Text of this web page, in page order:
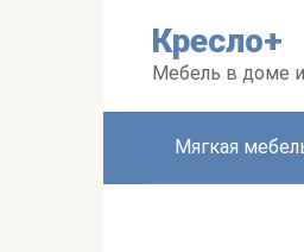
Кресло+
Мебель в доме
Мягкая